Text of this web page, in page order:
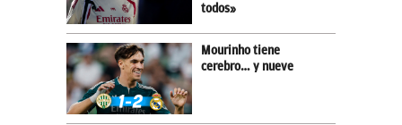
todos»
Mourinho tiene
cerebro… y nueve